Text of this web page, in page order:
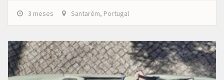
3 meses Santarém, Portugal